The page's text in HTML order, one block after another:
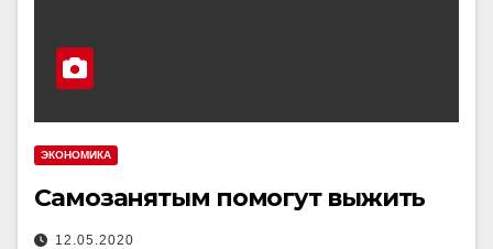
ЭКОНОМИКА
Самозанятым помогут выжить
12.05.2020